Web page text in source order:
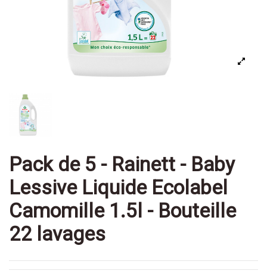
Pack de 5 - Rainett - Baby
Lessive Liquide Ecolabel
Camomille 1.5l - Bouteille
22 lavages